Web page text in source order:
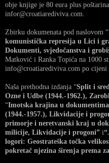
obje knjige je 80 eura plus
infor@croatiarediviva.com.
Zbirku dokumenata pod naslovom “
komunistička represija u Lici i
Dokumenti, svjedočanstva i
Matković i Ranka Topića na 1000
info@croatiarediviva.com po cijeni
Naša prethodna izdanja “Split i
Ozne i Udbe (1944.-1962.),
“Imotska krajina u
(1944.-1957.), Likvidacije i
primorje i neretvanski kraj u
milicije, Likvidacije i progoni” i
logori: Geostrateška točka
pokretač njezina širenja prema